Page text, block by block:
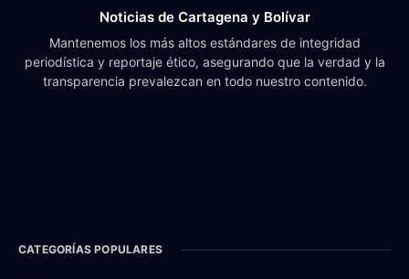
Noticias de Cartagena y Bolívar
Mantenemos los más altos estándares de integridad
periodística y reportaje ético, asegurando que la verdad y la
transparencia prevalezcan en todo nuestro contenido.
CATEGORÍAS POPULARES